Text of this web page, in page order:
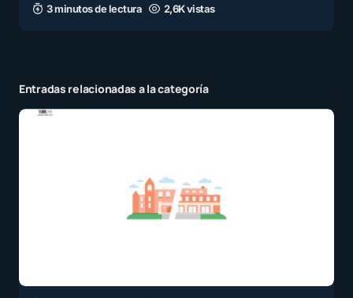
3 minutos de lectura 2,6K vistas
Entradas relacionadas a la categoría